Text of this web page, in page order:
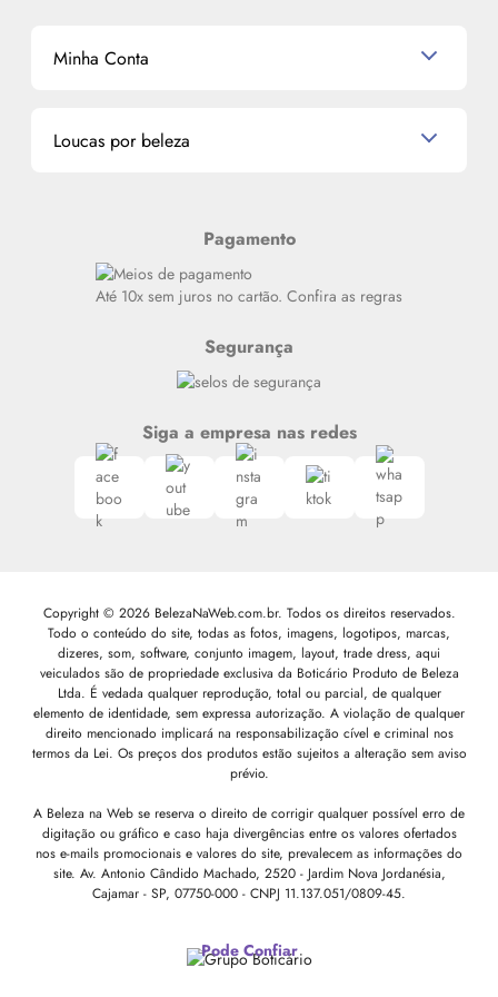
Nossas lojas
Cupom de Desconto
La Vie Est Belle Lancôme
Miniaturas de Produtos de Cabelo
Minha Conta
Meus endereços
Loucas por beleza
Siga nosso canal no Whatsapp
Pagamento
Até 10x sem juros no cartão. Confira as regras
Segurança
Siga a empresa nas redes
Copyright © 2026 BelezaNaWeb.com.br. Todos os direitos reservados.
Todo o conteúdo do site, todas as fotos, imagens, logotipos, marcas,
dizeres, som, software, conjunto imagem, layout, trade dress, aqui
veiculados são de propriedade exclusiva da Boticário Produto de Beleza
Ltda. É vedada qualquer reprodução, total ou parcial, de qualquer
elemento de identidade, sem expressa autorização. A violação de qualquer
direito mencionado implicará na responsabilização cível e criminal nos
termos da Lei. Os preços dos produtos estão sujeitos a alteração sem aviso
prévio.
A Beleza na Web se reserva o direito de corrigir qualquer possível erro de
digitação ou gráfico e caso haja divergências entre os valores ofertados
nos e-mails promocionais e valores do site, prevalecem as informações do
site. Av. Antonio Cândido Machado, 2520 - Jardim Nova Jordanésia,
Cajamar - SP, 07750-000 - CNPJ 11.137.051/0809-45.
Pode Confiar